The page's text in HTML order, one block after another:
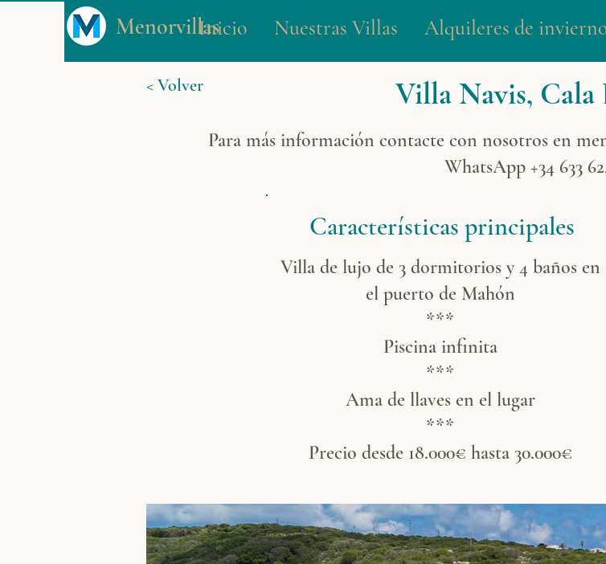
MenorvillasInicio Nuestras Villas Alquileres de
Villa Navis, Cala
< Volver
Para más información contacte con nosotros en
WhatsApp +34 633
Características principales
Villa de lujo de 3 dormitorios y 4 baños en
el puerto de Mahón
***
Piscina infinita
***
Ama de llaves en el lugar
***
Precio desde 18.000€ hasta 30.000€